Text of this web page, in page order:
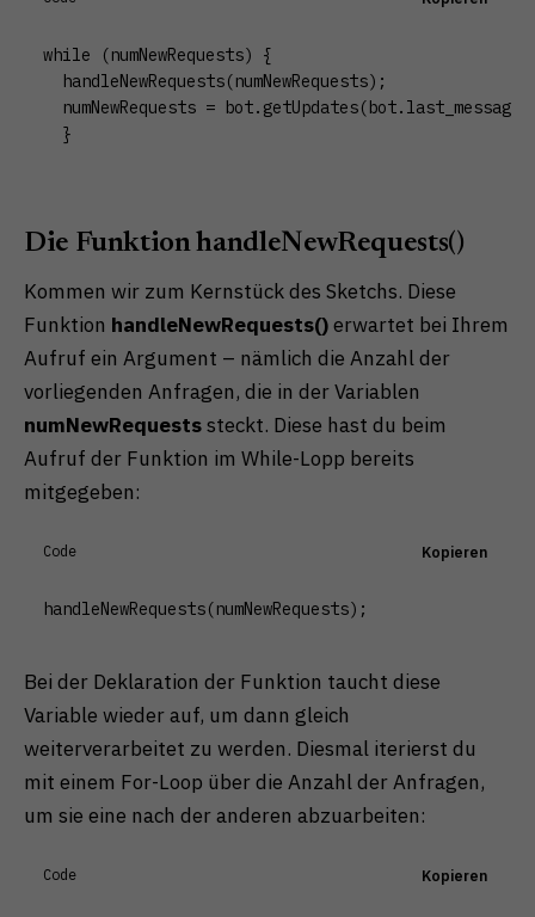
while (numNewRequests) {
  handleNewRequests(numNewRequests);
numNewRequests =
  }
Die Funktion handleNewRequests()
Kommen wir zum Kernstück des Sketchs. Diese
Funktion handleNewRequests()erwartet bei Ihrem
Aufruf ein Argument – nämlich die Anzahl der
vorliegenden Anfragen, die in der Variablen
numNewRequestssteckt. Diese hast du beim
Aufruf der Funktion im While-Lopp bereits
mitgegeben:
Code Kopieren
handleNewRequests(numNewRequests);
Bei der Deklaration der Funktion taucht diese
Variable wieder auf, um dann gleich
weiterverarbeitet zu werden. Diesmal iterierst du
mit einem For-Loop über die Anzahl der Anfragen,
um sie eine nach der anderen abzuarbeiten:
Code Kopieren